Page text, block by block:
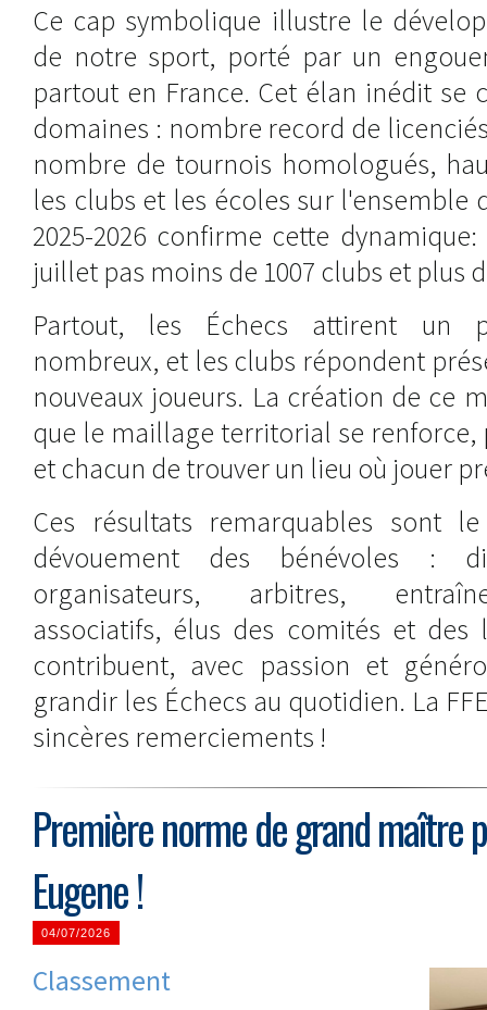
Ce cap symbolique illustre le
de notre sport, porté par un
partout en France. Cet élan inédit se
domaines : nombre record de
nombre de tournois homologués,
les clubs et les écoles sur l'ensemble
2025-2026 confirme cette
juillet pas moins de 1007 clubs et plus
Partout, les Échecs attirent un
nombreux, et les clubs répondent
nouveaux joueurs. La création de ce
que le maillage territorial se renforce,
et chacun de trouver un lieu où jouer
Ces résultats remarquables sont
dévouement des bénévoles :
organisateurs, arbitres,
associatifs, élus des comités et des
contribuent, avec passion et
grandir les Échecs au quotidien. La
sincères remerciements !
Première norme de grand maître
Eugene !
04/07/2026
Classement